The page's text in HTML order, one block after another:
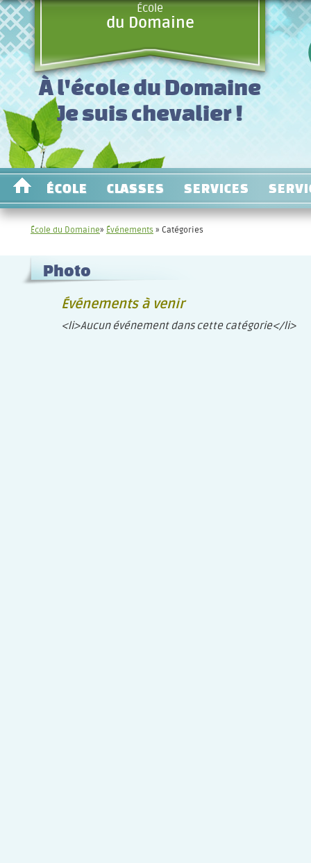
École
du Domaine
À l'école du Domaine
Je suis chevalier !
ÉCOLE CLASSES SERVICES
École du Domaine» Événements » Catégories
Photo
Événements à venir
<li>Aucun événement dans cette catégorie</li>